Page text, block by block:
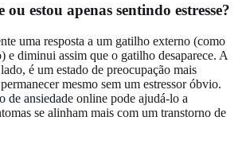
ou estou apenas sentindo estresse?
uma resposta a um gatilho externo (como
e diminui assim que o gatilho desaparece. A
é um estado de preocupação mais
mesmo sem um estressor óbvio.
de ansiedade online pode ajudá-lo a
se alinham mais com um transtorno de